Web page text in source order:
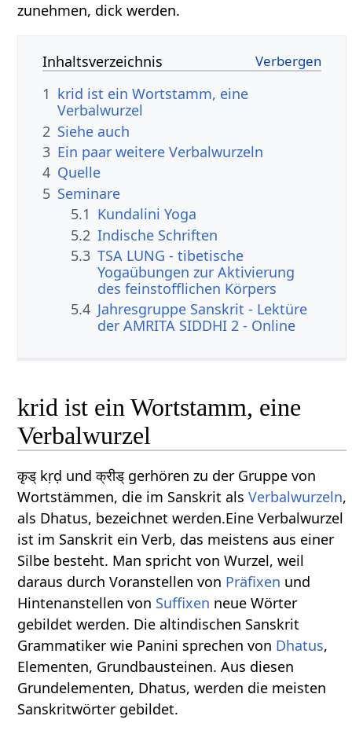
zunehmen, dick werden.
Inhaltsverzeichnis
1 krid ist ein Wortstamm, eine
Verbalwurzel
2 Siehe auch
3 Ein paar weitere Verbalwurzeln
4 Quelle
5 Seminare
5.1 Kundalini Yoga
5.2 Indische Schriften
5.3 TSA LUNG - tibetische
Yogaübungen zur Aktivierung
des feinstofflichen Körpers
5.4 Jahresgruppe Sanskrit - Lektüre
der AMRITA SIDDHI 2 - Online
krid ist ein Wortstamm, eine
Verbalwurzel
कृड् kṛḍ und क्रीड् gerhören zu der Gruppe von
Wortstämmen, die im Sanskrit alsVerbalwurzeln,
als Dhatus, bezeichnet werden.Eine Verbalwurzel
ist im Sanskrit ein Verb, das meistens aus einer
Silbe besteht. Man spricht von Wurzel, weil
daraus durch Voranstellen von Präfixen und
Hintenanstellen von Suffixen neue Wörter
gebildet werden. Die altindischen Sanskrit
Grammatiker wie Panini sprechen von Dhatus,
Elementen, Grundbausteinen. Aus diesen
Grundelementen, Dhatus, werden die meisten
Sanskritwörter gebildet.